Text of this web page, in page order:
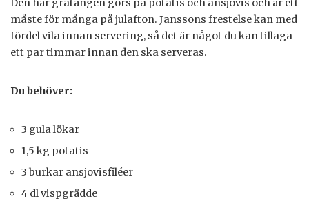
Den här gratängen görs på potatis och ansjovis och är ett
måste för många på julafton. Janssons frestelse kan med
fördel vila innan servering, så det är något du kan tillaga
ett par timmar innan den ska serveras.
Du behöver:
3 gula lökar
1,5 kg potatis
3 burkar ansjovisfiléer
4 dl vispgrädde